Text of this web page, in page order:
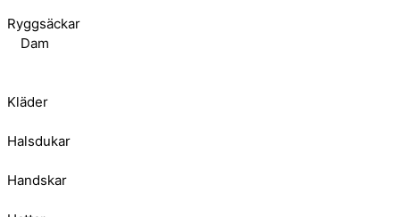
Ryggsäckar
Dam
Kläder
Halsdukar
Handskar